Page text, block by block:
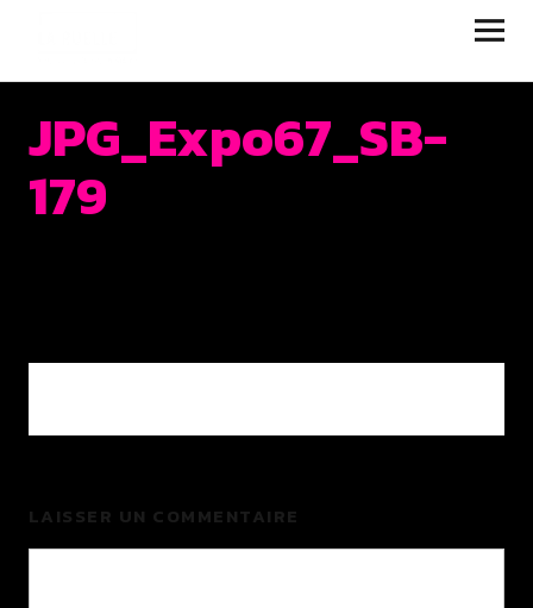
JPG_Expo67_SB-
179
LAISSER UN COMMENTAIRE